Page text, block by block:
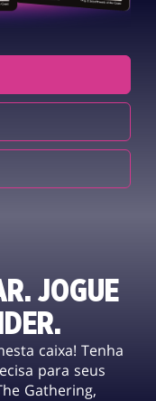
JOGUE
caixa! Tenha
para seus
Gathering,